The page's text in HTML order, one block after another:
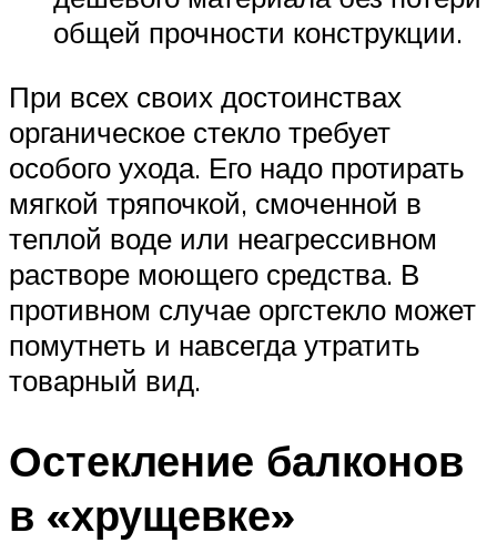
общей прочности конструкции.
При всех своих достоинствах
органическое стекло требует
особого ухода. Его надо протирать
мягкой тряпочкой, смоченной в
теплой воде или неагрессивном
растворе моющего средства. В
противном случае оргстекло может
помутнеть и навсегда утратить
товарный вид.
Остекление балконов
в «хрущевке»